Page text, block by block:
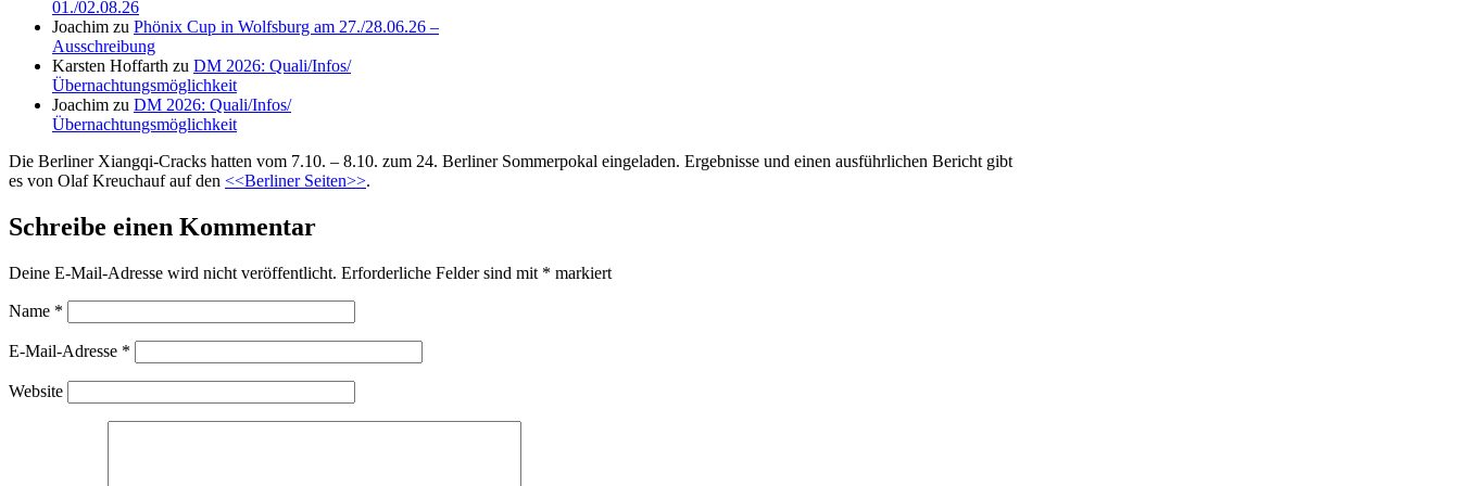
01./02.08.26
Joachim zu Phönix Cup in Wolfsburg am 27./28.06.26 –
Ausschreibung
Karsten Hoffarth zu DM 2026: Quali/Infos/
Übernachtungsmöglichkeit
Joachim zu DM 2026: Quali/Infos/
Übernachtungsmöglichkeit
Die Berliner Xiangqi-Cracks hatten vom 7.10. – 8.10. zum 24. Berliner Sommerpokal eingeladen. Ergebnisse und einen ausführlichen Bericht gibt
es von Olaf Kreuchauf auf den <<Berliner Seiten>>.
Schreibe einen Kommentar
Deine E-Mail-Adresse wird nicht veröffentlicht. Erforderliche Felder sind mit * markiert
Name *
E-Mail-Adresse *
Website